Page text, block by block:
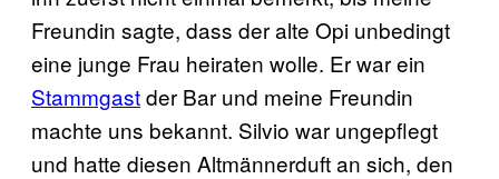
Freundin sagte, dass der alte Opi unbedingt
eine junge Frau heiraten wolle. Er war ein
Stammgastder Bar und meine Freundin
machte uns bekannt. Silvio war ungepflegt
und hatte diesen Altmännerduft an sich, den